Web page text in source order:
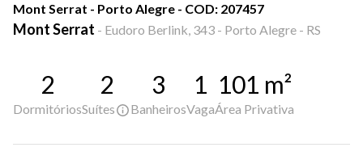
Mont Serrat - Porto Alegre - COD: 207457
Mont Serrat - Eudoro Berlink, 343 - Porto Alegre - RS
2
Dormitórios
2
Suítes
3
Banheiros
1
Vaga
101 m²
Área Privativa